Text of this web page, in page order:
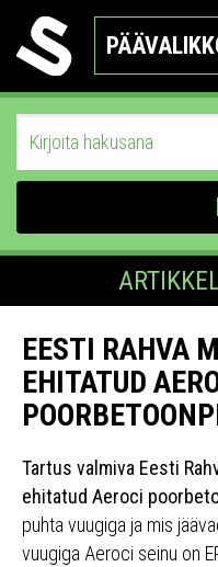
EESTI RAHVA
EHITATUD
Tartus valmiva Eesti
ehitatud Aeroci
puhta vuugiga ja mis
vuugiga Aeroci seinu on